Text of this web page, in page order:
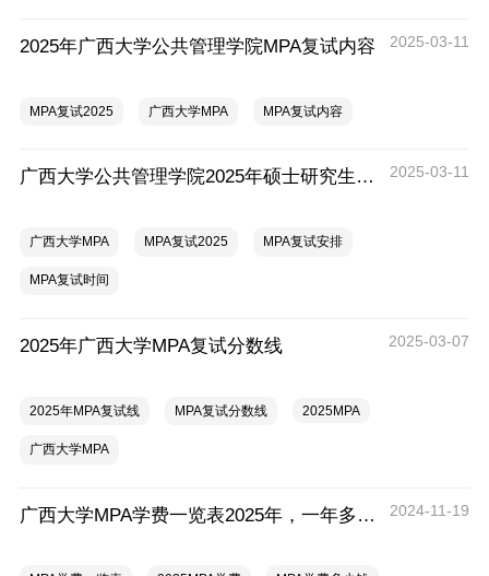
2025年广西大学公共管理学院MPA复试内容 2025-03-11
MPA复试2025 广西大学MPA MPA复试内容
广西大学公共管理学院2025年硕士研究生招生复试录取实施细则（适用于125200公共管理） 2025-03-11
广西大学MPA MPA复试2025 MPA复试安排
MPA复试时间
2025年广西大学MPA复试分数线 2025-03-07
2025年MPA复试线 MPA复试分数线 2025MPA
广西大学MPA
广西大学MPA学费一览表2025年，一年多少钱？ 2024-11-19